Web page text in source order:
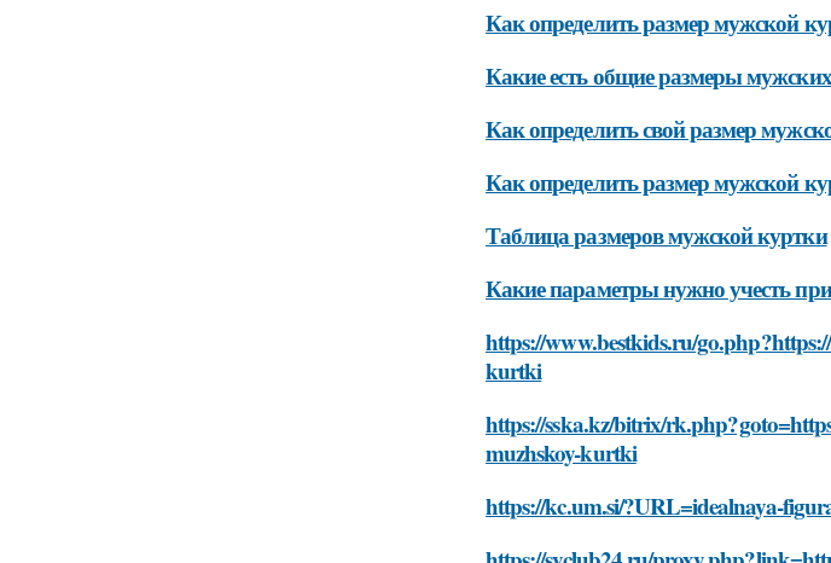
Как определить размер мужской
Какие есть общие размеры
Как определить свой размер
Как определить размер мужской
Таблица размеров мужской куртки
Какие параметры нужно учесть
https://www.bestkids.ru/
kurtki
https://sska.kz/bitrix/
muzhskoy-kurtki
https://kc.um.si/?URL=idealnaya-